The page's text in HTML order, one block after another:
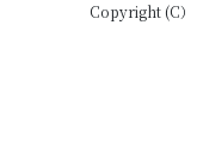
Copyright (C